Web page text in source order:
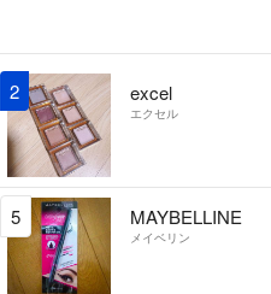
2 excel
エクセル
5 MAYBELLINE
メイベリン